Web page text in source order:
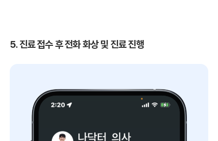
5. 진료 접수 후 전화 화상 및 진료 진행